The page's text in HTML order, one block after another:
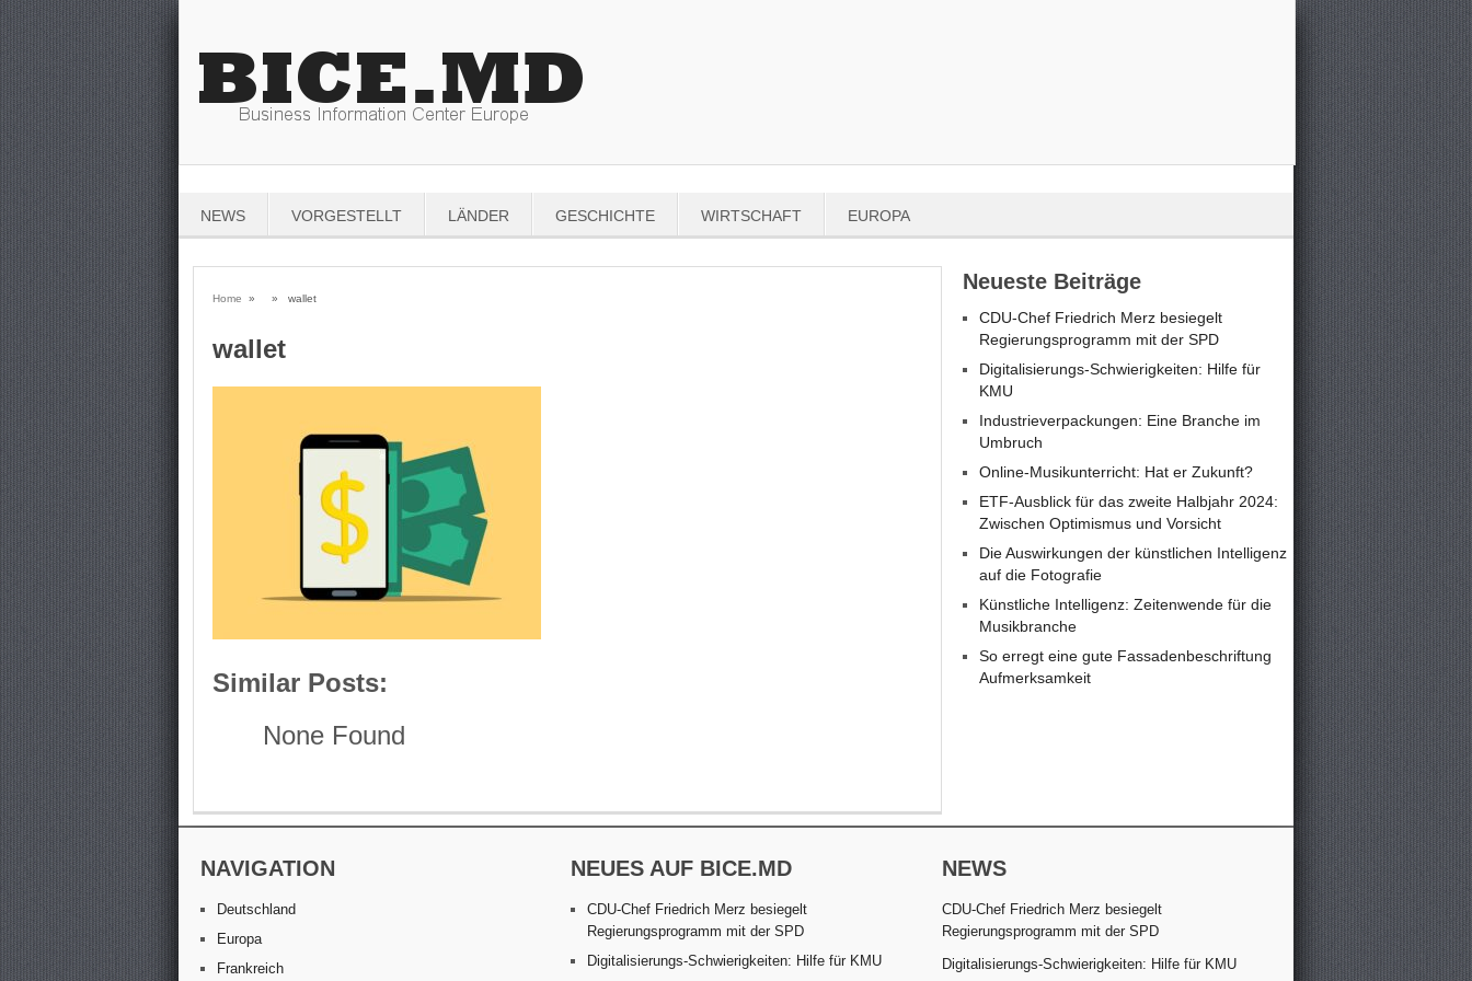
NEWS VORGESTELLT LÄNDER GESCHICHTE WIRTSCHAFT EUROPA
Home » » wallet
wallet
Similar Posts:
None Found
Neueste Beiträge
CDU-Chef Friedrich Merz besiegelt
Regierungsprogramm mit der SPD
Digitalisierungs-Schwierigkeiten: Hilfe für
KMU
Industrieverpackungen: Eine Branche im
Umbruch
Online-Musikunterricht: Hat er Zukunft?
ETF-Ausblick für das zweite Halbjahr 2024:
Zwischen Optimismus und Vorsicht
Die Auswirkungen der künstlichen Intelligenz
auf die Fotografie
Künstliche Intelligenz: Zeitenwende für die
Musikbranche
So erregt eine gute Fassadenbeschriftung
Aufmerksamkeit
NAVIGATION
Deutschland
Europa
Frankreich
NEUES AUF BICE.MD
CDU-Chef Friedrich Merz besiegelt
Regierungsprogramm mit der SPD
Digitalisierungs-Schwierigkeiten: Hilfe für KMU
NEWS
CDU-Chef Friedrich Merz besiegelt
Regierungsprogramm mit der SPD
Digitalisierungs-Schwierigkeiten: Hilfe für KMU